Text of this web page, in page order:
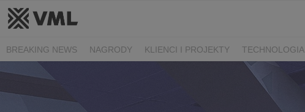
BREAKING NEWS NAGRODY KLIENCI I PROJEKTY TECHNOLOGIA